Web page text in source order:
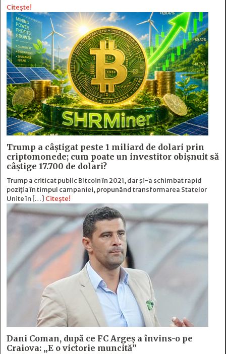
Citește!
Trump a câștigat peste 1 miliard de dolari prin
criptomonede; cum poate un investitor obișnuit să
câștige 17.700 de dolari?
Trump a criticat public Bitcoin în 2021, dar și-a schimbat rapid
poziția în timpul campaniei, propunând transformarea Statelor
Unite în […] Citește!
Dani Coman, după ce FC Argeș a învins-o pe
Craiova: „E o victorie muncită”